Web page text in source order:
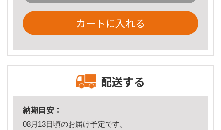
カートに入れる
配送する
納期目安：
08月13日頃のお届け予定です。